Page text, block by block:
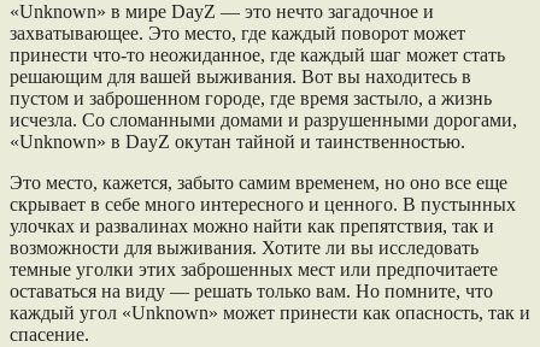
«Unknown» в мире DayZ — это нечто загадочное и
захватывающее. Это место, где каждый поворот может
принести что-то неожиданное, где каждый шаг может стать
решающим для вашей выживания. Вот вы находитесь в
пустом и заброшенном городе, где время застыло, а жизнь
исчезла. Со сломанными домами и разрушенными дорогами,
«Unknown» в DayZ окутан тайной и таинственностью.
Это место, кажется, забыто самим временем, но оно все еще
скрывает в себе много интересного и ценного. В пустынных
улочках и развалинах можно найти как препятствия, так и
возможности для выживания. Хотите ли вы исследовать
темные уголки этих заброшенных мест или предпочитаете
оставаться на виду — решать только вам. Но помните, что
каждый угол «Unknown» может принести как опасность, так и
спасение.